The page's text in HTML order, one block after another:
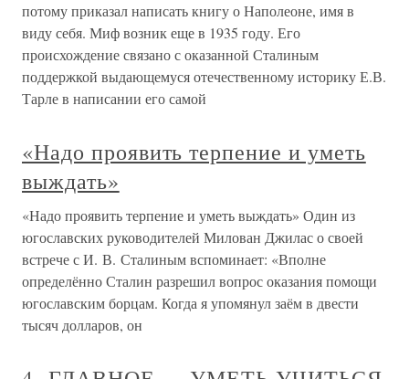
потому приказал написать книгу о Наполеоне, имя в
виду себя. Миф возник еще в 1935 году. Его
происхождение связано с оказанной Сталиным
поддержкой выдающемуся отечественному историку Е.В.
Тарле в написании его самой
«Надо проявить терпение и уметь
выждать»
«Надо проявить терпение и уметь выждать» Один из
югославских руководителей Милован Джилас о своей
встрече с И. В. Сталиным вспоминает: «Вполне
определённо Сталин разрешил вопрос оказания помощи
югославским борцам. Когда я упомянул заём в двести
тысяч долларов, он